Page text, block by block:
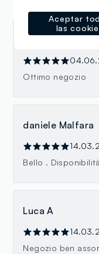
Reseñas
Ottimo negozio
daniele Malfara
Bello .
Luca A
Negozio ben
Aceptar
las